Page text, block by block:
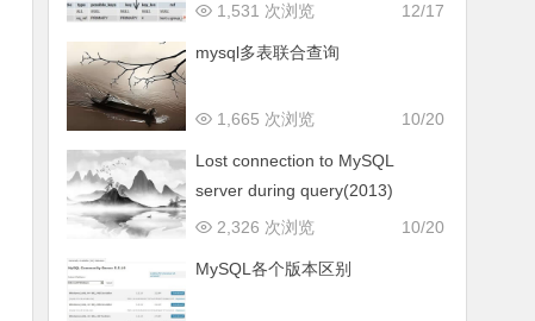
12/17
1,531 次浏览
mysql多表联合查询
10/20
1,665 次浏览
Lost connection to MySQL
server during query(2013)
10/20
2,326 次浏览
MySQL各个版本区别